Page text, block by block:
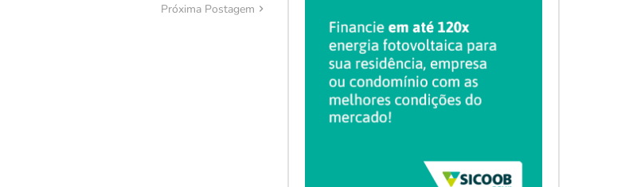
Próxima Postagem